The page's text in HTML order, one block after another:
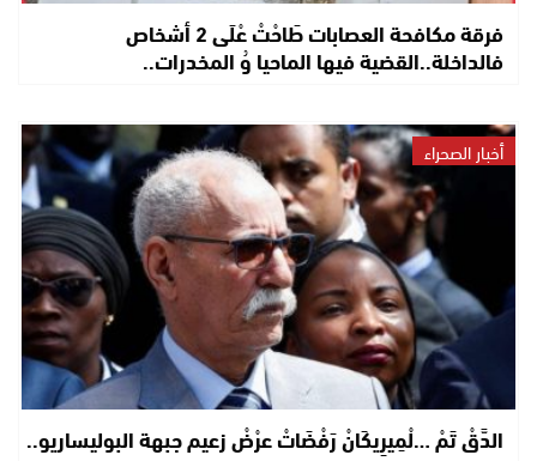
فرقة مكافحة العصابات طَاحْتْ عْلَى 2 أشخاص
فالداخلة..القضية فيها الماحيا وُ المخدرات..
أخبار الصحراء
الدَّقْ تَمْ …لْمِيرِيكَانْ رَفْضَاتْ عرْضْ زعيم جبهة البوليساريو..